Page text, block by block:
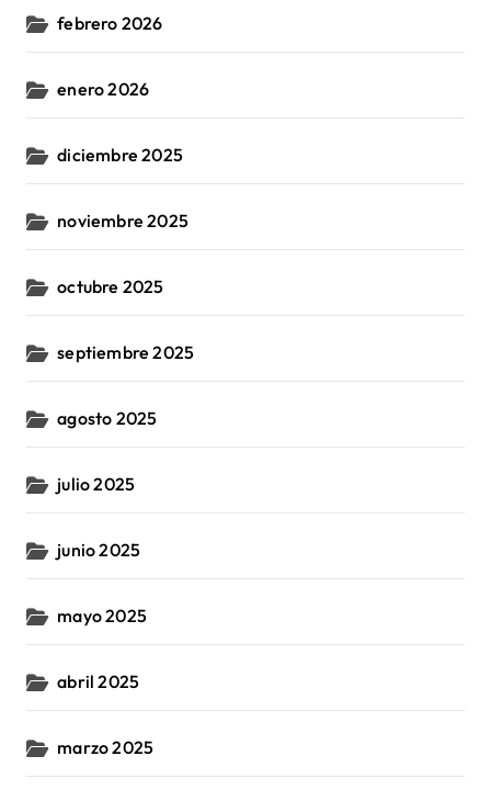
febrero 2026
enero 2026
diciembre 2025
noviembre 2025
octubre 2025
septiembre 2025
agosto 2025
julio 2025
junio 2025
mayo 2025
abril 2025
marzo 2025